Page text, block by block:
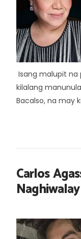
Isang malupit na
kilalang
Bacalso, na may
Carlos